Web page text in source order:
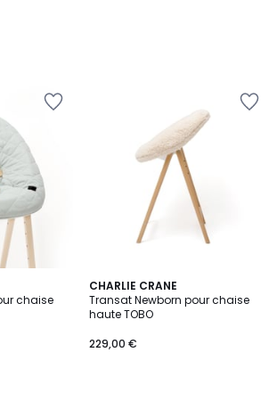
chaise
CHARLIE CRANE
Transat Newborn pour chaise
haute TOBO
229,00 €